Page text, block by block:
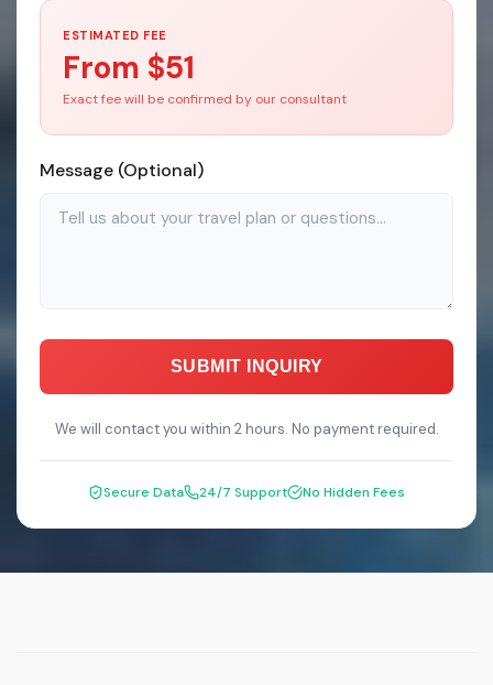
ESTIMATED FEE
From $51
Exact fee will be confirmed by our consultant
Message (Optional)
SUBMIT INQUIRY
We will contact you within 2 hours. No payment required.
Secure Data 24/7 Support No Hidden Fees